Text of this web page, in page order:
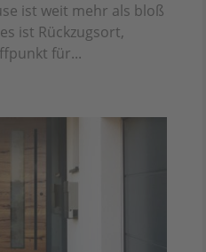
ist weit mehr als bloß
ist Rückzugsort,
für...